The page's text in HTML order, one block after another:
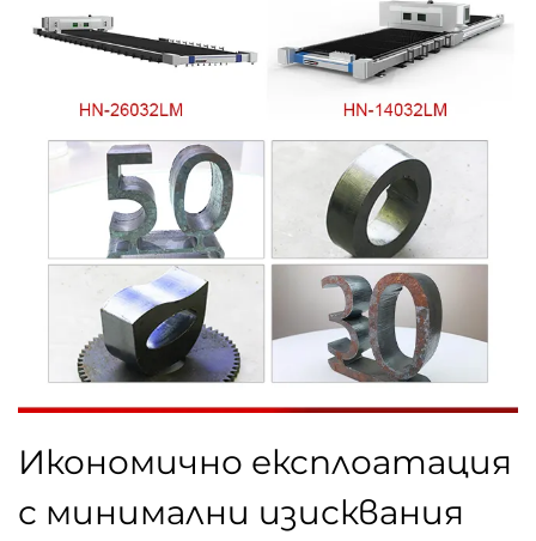
Икономично експлоатация
с минимални изисквания